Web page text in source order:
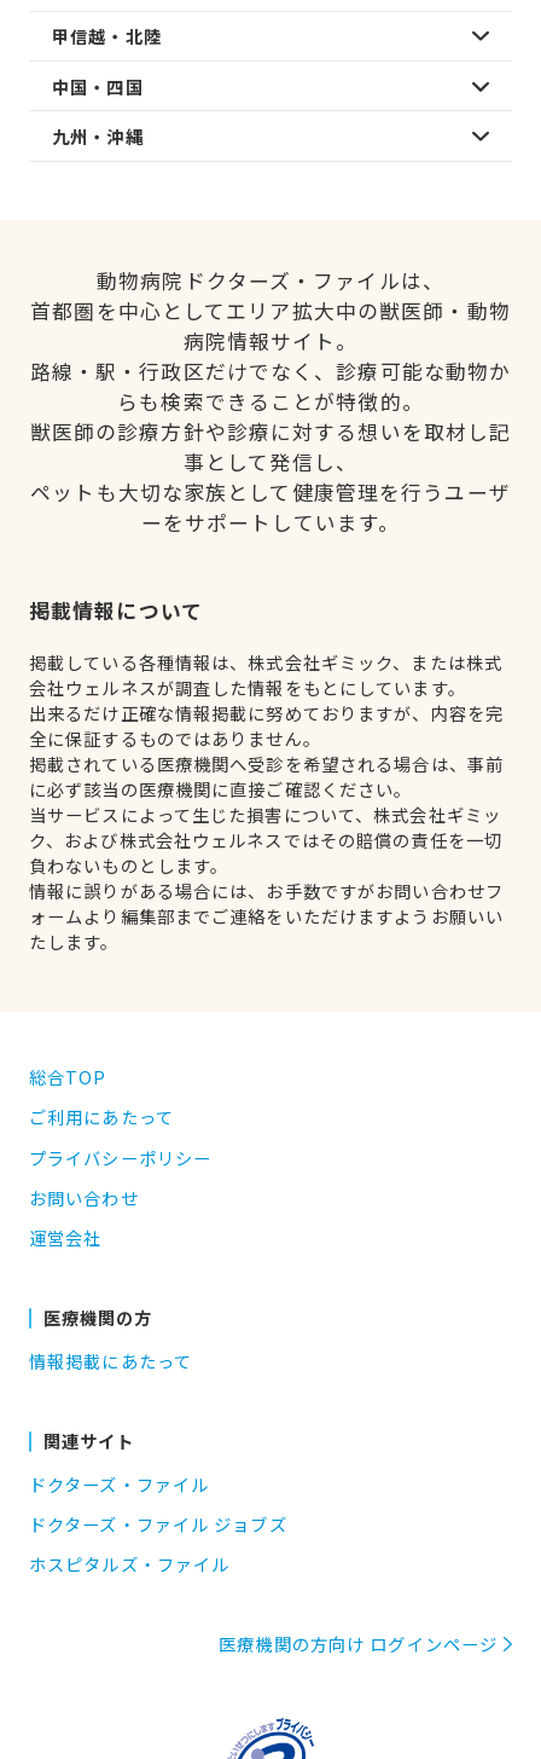
甲信越・北陸
中国・四国
九州・沖縄
動物病院ドクターズ・ファイルは、
首都圏を中心としてエリア拡大中の獣医師・動物
病院情報サイト。
路線・駅・行政区だけでなく、診療可能な動物か
らも検索できることが特徴的。
獣医師の診療方針や診療に対する想いを取材し記
事として発信し、
ペットも大切な家族として健康管理を行うユーザ
ーをサポートしています。
掲載情報について
掲載している各種情報は、株式会社ギミック、または株式
会社ウェルネスが調査した情報をもとにしています。
出来るだけ正確な情報掲載に努めておりますが、内容を完
全に保証するものではありません。
掲載されている医療機関へ受診を希望される場合は、事前
に必ず該当の医療機関に直接ご確認ください。
当サービスによって生じた損害について、株式会社ギミッ
ク、および株式会社ウェルネスではその賠償の責任を一切
負わないものとします。
情報に誤りがある場合には、お手数ですがお問い合わせフ
ォームより編集部までご連絡をいただけますようお願いい
たします。
総合TOP
ご利用にあたって
プライバシーポリシー
お問い合わせ
運営会社
医療機関の方
情報掲載にあたって
関連サイト
ドクターズ・ファイル
ドクターズ・ファイル ジョブズ
ホスピタルズ・ファイル
医療機関の方向け ログインページ